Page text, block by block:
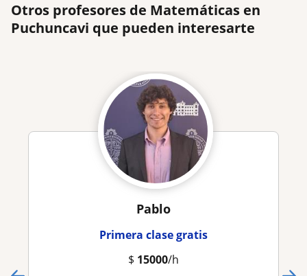
Otros profesores de Matemáticas en
Puchuncavi que pueden interesarte
Pablo
Primera clase gratis
$ 15000/h